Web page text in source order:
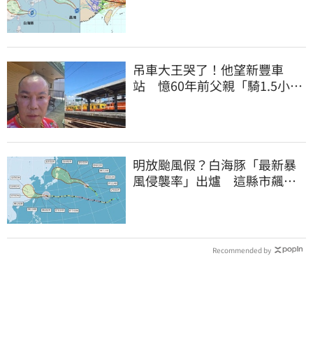
吊車大王哭了！他望新豐車
站 憶60年前父親「騎1.5小時
明放颱風假？白海豚「最新暴
風侵襲率」出爐 這縣市飆
Recommended by